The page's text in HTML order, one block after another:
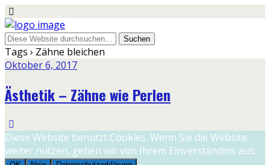
Tags › Zähne bleichen
Oktober 6, 2017
Ästhetik – Zähne wie Perlen
Diese Website benutzt Cookies. Wenn Sie die Website
weiter nutzen, gehen wir von Ihrem Einverständnis aus.